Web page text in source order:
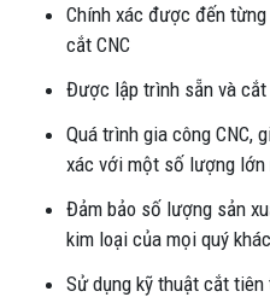
Chính xác được đến
cắt CNC
Được lập trình sẵn và cắt
Quá trình gia công CNC,
xác với một số lượng lớn
Đảm bảo số lượng sản
kim loại của mọi quý
Sử dụng kỹ thuật cắt